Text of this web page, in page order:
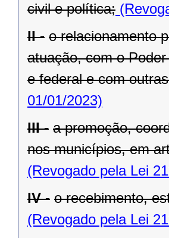
civil e política;
II - o relacionamento
atuação, com o
e federal e com
01/01/2023)
III - a promoção,
nos municípios, em
(Revogado pela Lei
IV - o recebimento,
(Revogado pela Lei